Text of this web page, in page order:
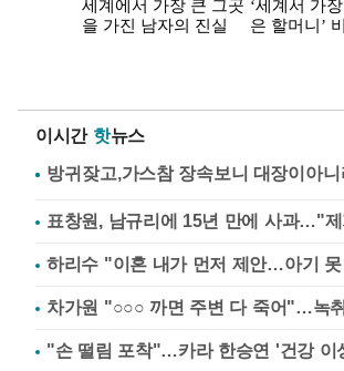
이시간 핫뉴스
표창원, 남규리에 15년 만에 사과…"
하리수 "이혼 내가 먼저 제안…아기
차가원 "○○○ 까면 주변 다 죽어"…녹
"손 떨림 포착"…카라 한승연 '건강 이